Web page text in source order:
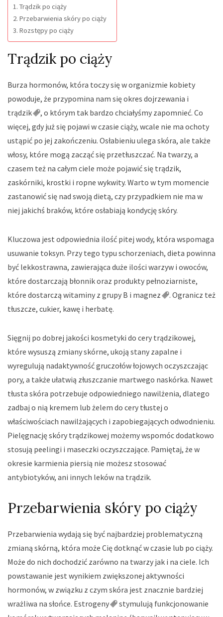
Trądzik po ciąży
Przebarwienia skóry po ciąży
Rozstępy po ciąży
Trądzik po ciąży
Burza hormonów, która toczy się w organizmie kobiety
powoduje, że przypomina nam się okres dojrzewania i
trądzik
, o którym tak bardzo chciałyśmy zapomnieć. Co
więcej, gdy już się pojawi w czasie ciąży, wcale nie ma ochoty
ustąpić po jej zakończeniu. Osłabieniu ulega skóra, ale także
włosy, które mogą zacząć się przetłuszczać. Na twarzy, a
czasem też na całym ciele może pojawić się trądzik,
zaskórniki, krostki i ropne wykwity. Warto w tym momencie
zastanowić się nad swoją dietą, czy przypadkiem nie ma w
niej jakichś braków, które osłabiają kondycję skóry.
Kluczowa jest odpowiednia ilość pitej wody, która wspomaga
usuwanie toksyn. Przy tego typu schorzeniach, dieta powinna
być lekkostrawna, zawierająca duże ilości warzyw i owoców,
które dostarczają błonnik oraz produkty pełnoziarniste,
które dostarczą witaminy z grupy B i magnez
. Ogranicz też
tłuszcze, cukier, kawę i herbatę.
Sięgnij po dobrej jakości kosmetyki do cery trądzikowej,
które wysuszą zmiany skórne, ukoją stany zapalne i
wyregulują nadaktywność gruczołów łojowych oczyszczając
pory, a także ułatwią złuszczanie martwego naskórka. Nawet
tłusta skóra potrzebuje odpowiedniego nawilżenia, dlatego
zadbaj o nią kremem lub żelem do cery tłustej o
właściwościach nawilżających i zapobiegających odwodnieniu.
Pielęgnację skóry trądzikowej możemy wspomóc dodatkowo
stosują peelingi i maseczki oczyszczające. Pamiętaj, że w
okresie karmienia piersią nie możesz stosować
antybiotyków, ani innych leków na trądzik.
Przebarwienia skóry po ciąży
Przebarwienia wydają się być najbardziej problematyczną
zmianą skórną, która może Cię dotknąć w czasie lub po ciąży.
Może do nich dochodzić zarówno na twarzy jak i na ciele. Ich
powstawanie jest wynikiem zwiększonej aktywności
hormonów, w związku z czym skóra jest znacznie bardziej
wrażliwa na słońce. Estrogeny
stymulują funkcjonowanie